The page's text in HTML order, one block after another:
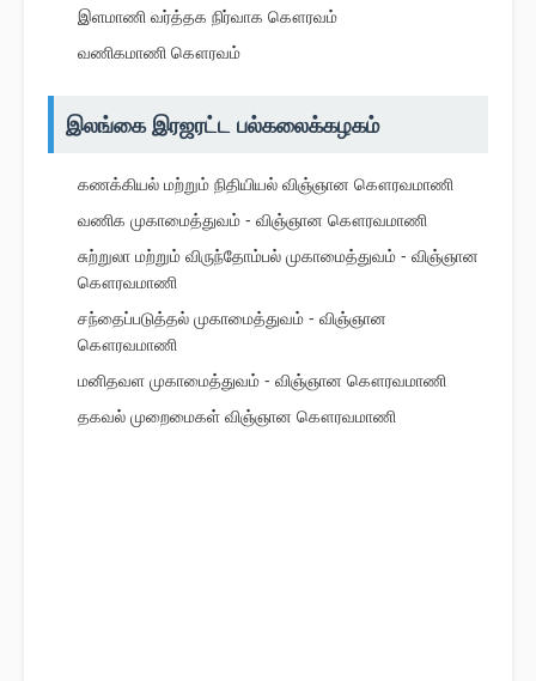
இளமாணி வர்த்தக நிர்வாக கௌரவம்
வணிகமாணி கௌரவம்
இலங்கை இரஜரட்ட பல்கலைக்கழகம்
கணக்கியல் மற்றும் நிதியியல் விஞ்ஞான கௌரவமாணி
வணிக முகாமைத்துவம் - விஞ்ஞான கௌரவமாணி
சுற்றுலா மற்றும் விருந்தோம்பல் முகாமைத்துவம் - விஞ்ஞான
கௌரவமாணி
சந்தைப்படுத்தல் முகாமைத்துவம் - விஞ்ஞான
கௌரவமாணி
மனிதவள முகாமைத்துவம் - விஞ்ஞான கௌரவமாணி
தகவல் முறைமைகள் விஞ்ஞான கௌரவமாணி